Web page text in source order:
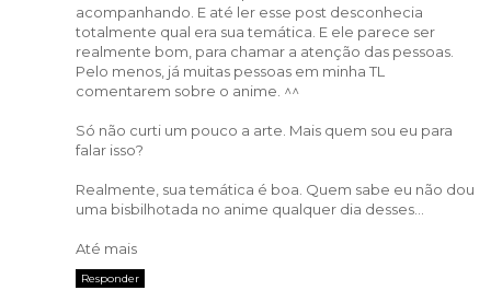
acompanhando. E até ler esse post desconhecia
totalmente qual era sua temática. E ele parece ser
realmente bom, para chamar a atenção das pessoas.
Pelo menos, já muitas pessoas em minha TL
comentarem sobre o anime. ^^
Só não curti um pouco a arte. Mais quem sou eu para
falar isso?
Realmente, sua temática é boa. Quem sabe eu não dou
uma bisbilhotada no anime qualquer dia desses...
Até mais
Responder